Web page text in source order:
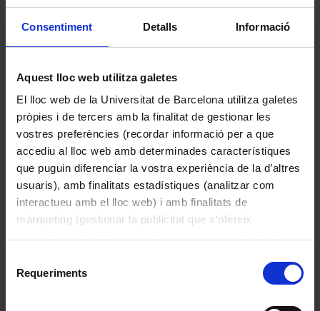
Consentiment Detalls Informació
Aquest lloc web utilitza galetes
El lloc web de la Universitat de Barcelona utilitza galetes
pròpies i de tercers amb la finalitat de gestionar les
vostres preferències (recordar informació per a que
accediu al lloc web amb determinades característiques
que puguin diferenciar la vostra experiència de la d’altres
usuaris), amb finalitats estadístiques (analitzar com
interactueu amb el lloc web) i amb finalitats de
màrqueting (gestionar la publicitat que s’ofereix
consultar laPolítica de galetes del lloc web de la
Requeriments
poc aparents: masculines fèrtils amb 3-4
estams o estèrils (estaminodis),
separades de les femenines, totes
l¿espàdix. Fruits en baia agrupats, de color
vermell lluent, cadascun amb 1-4 llavors.
Característiques - Tòxica Usos: En
medicina tradicional, el rizoma s'ha usat
com a expectorant o purgant. La part
aèria (rames i fulles) conté alcaloides
tòxics per via interna. Sovint s'empra com
a planta ornamental.
Cordilina
2015